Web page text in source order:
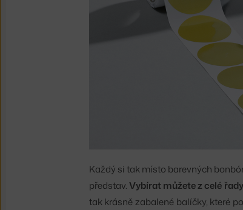
Každý si tak místo barevných
představ.Vybírat můžete z celé
tak krásně zabalené balíčky, které